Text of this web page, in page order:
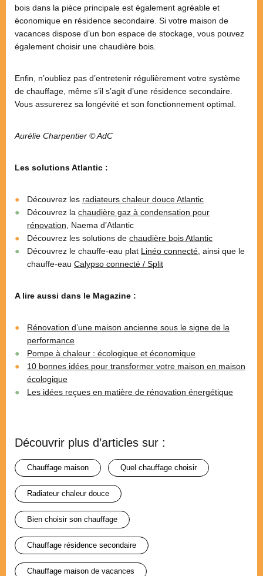
bois dans la pièce principale est également agréable et
économique en résidence secondaire. Si votre maison de
vacances dispose d’un bon espace de stockage, vous pouvez
également choisir une chaudière bois.
Enfin, n’oubliez pas d’entretenir régulièrement votre système
de chauffage, même s’il s’agit d’une résidence secondaire.
Vous assurerez sa longévité et son fonctionnement optimal.
Aurélie Charpentier © AdC
Les solutions Atlantic :
Découvrez les radiateurs chaleur douce Atlantic
Découvrez la chaudière gaz à condensation pour
rénovation, Naema d’Atlantic
Découvrez les solutions de chaudière bois Atlantic
Découvrez le chauffe-eau plat Linéo connecté, ainsi que le
chauffe-eau Calypso connecté / Split
A lire aussi dans le Magazine :
Rénovation d’une maison ancienne sous le signe de la
performance
Pompe à chaleur : écologique et économique
10 bonnes idées pour transformer votre maison en maison
écologique
Les idées reçues en matière de rénovation énergétique
Découvrir plus d’articles sur :
chauffage maison quel chauffage choisir
radiateur chaleur douce
bien choisir son chauffage
chauffage résidence secondaire
chauffage maison de vacances